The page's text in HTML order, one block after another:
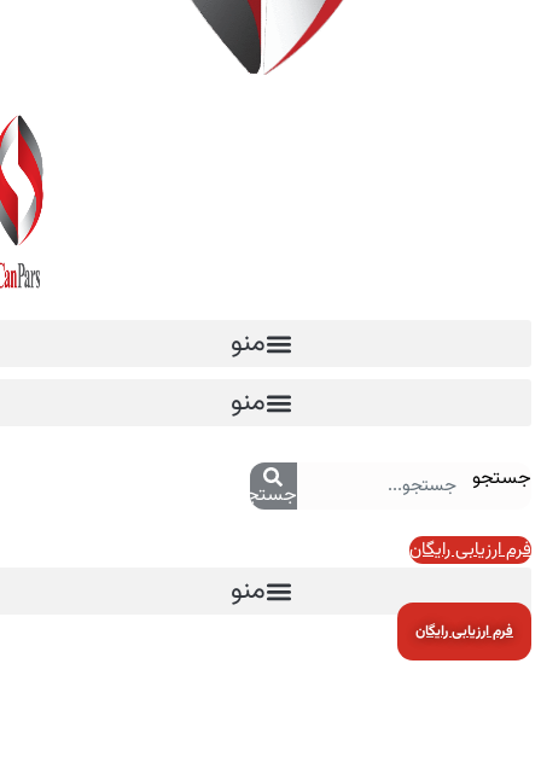
منو
منو
جستجو
جستجو
فرم ارزیابی رایگان
منو
فرم ارزیابی رایگان